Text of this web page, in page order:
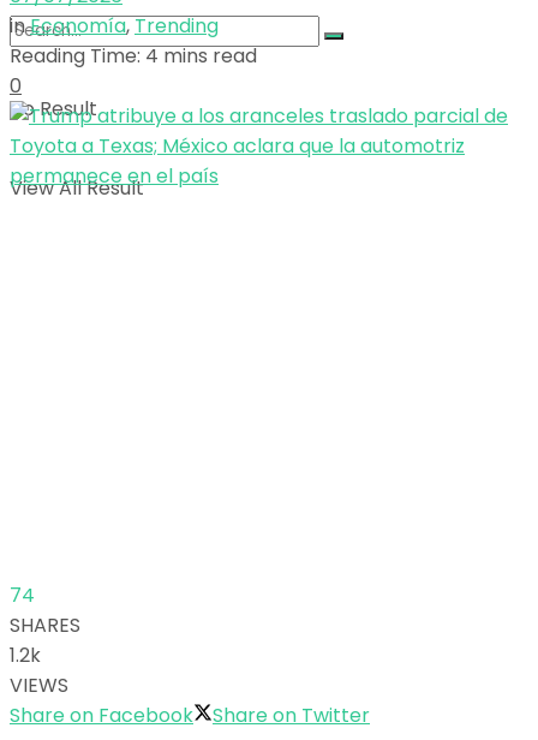
No Result
View All Result
inEconomía,Trending
Reading Time: 4 mins read
0
74
SHARES
1.2k
VIEWS
Share on Facebook
Share on Twitter